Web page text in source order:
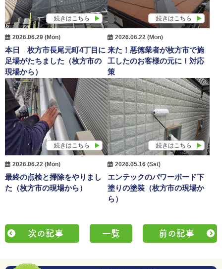
続きはこちら
2026.06.29 (Mon)
本日 枚方市長尾元町4丁目に
足場がたちました（枚方市の
現場から）
続きはこちら
2026.06.22 (Mon)
来た！悪徳業者が枚方市で施
工したのお客様の元に！対応
策
続きはこちら
2026.06.22 (Mon)
最終の点検と掃除をやりまし
た（枚方市の現場から）
続きはこちら
2026.05.16 (Sat)
エンテックのパワーボード下
塗りの塗装（枚方市の現場か
ら）
次の記事 一覧 前の記事